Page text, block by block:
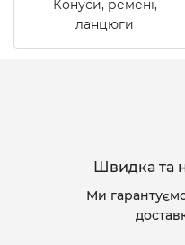
Конуси, ремені,
ланцюги
Швидка та
Ми